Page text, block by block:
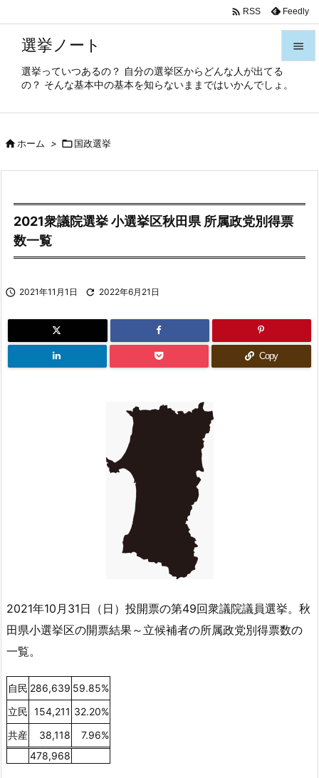
選挙ノート
選挙っていつあるの？ 自分の選挙区からどんな人が出てる
の？ そんな基本中の基本を知らないままではいかんでしょ。



 RSS Feedly
ホーム > 国政選挙
2021衆議院選挙 小選挙区秋田県 所属政党別得票
数一覧
 2021年11月1日  2022年6月21日
Copy
2021年10月31日（日）投開票の第49回衆議院議員選挙。秋
田県小選挙区の開票結果～立候補者の所属政党別得票数の
一覧。
自民 286,639 59.85%
立民 154,211 32.20%
共産
38,118
7.96%
478,968